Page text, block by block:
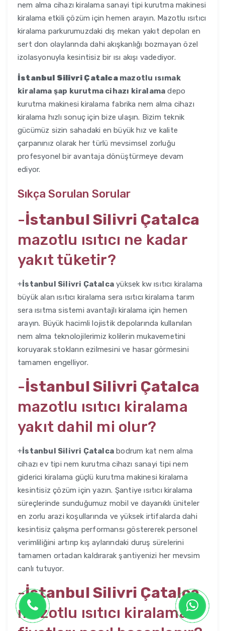
nem alma cihazı kiralama sanayi tipi kurutma makinesi
kiralama etkili çözüm için hemen arayın. Mazotlu ısıtıcı
kiralama parkurumuzdaki dış mekan yakıt depoları en
sert don olaylarında dahi akışkanlığı bozmayan özel
izolasyonuyla kesintisiz bir ısı akışı vadediyor.
İstanbul Silivri Çatalcamazotlu ısımak
kiralama şap kurutma cihazı kiralama depo
kurutma makinesi kiralama fabrika nem alma cihazı
kiralama hızlı sonuç için bize ulaşın. Bizim teknik
gücümüz sizin sahadaki en büyük hız ve kalite
çarpanınız olarak her türlü mevsimsel zorluğu
profesyonel bir avantaja dönüştürmeye devam
ediyor.
Sıkça Sorulan Sorular
-İstanbul Silivri Çatalca
mazotlu ısıtıcı ne kadar
yakıt tüketir?
+İstanbul Silivri Çatalca yüksek kw ısıtıcı kiralama
büyük alan ısıtıcı kiralama sera ısıtıcı kiralama tarım
sera ısıtma sistemi avantajlı kiralama için hemen
arayın. Büyük hacimli lojistik depolarında kullanılan
nem alma teknolojilerimiz kolilerin mukavemetini
koruyarak stokların ezilmesini ve hasar görmesini
tamamen engelliyor.
-İstanbul Silivri Çatalca
mazotlu ısıtıcı kiralama
yakıt dahil mi olur?
+İstanbul Silivri Çatalca bodrum kat nem alma
cihazı ev tipi nem kurutma cihazı sanayi tipi nem
giderici kiralama güçlü kurutma makinesi kiralama
kesintisiz çözüm için yazın. Şantiye ısıtıcı kiralama
süreçlerinde sunduğumuz mobil ve dayanıklı üniteler
en zorlu arazi koşullarında ve yüksek irtifalarda dahi
kesintisiz çalışma performansı göstererek personel
verimliliğini artırıp kış aylarındaki duruş sürelerini
tamamen ortadan kaldırarak şantiyenizi her mevsim
canlı tutuyor.
-İstanbul Silivri Çatalca
mazotlu ısıtıcı kiralama